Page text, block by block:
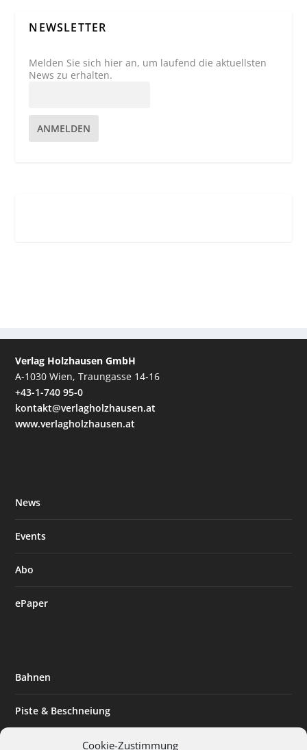
Cookie-Zustimmung
NEWSLETTER
Melden Sie sich hier an, um laufend die aktuellsten
News zu erhalten.
ANMELDEN
Verlag Holzhausen GmbH
A-1030 Wien, Traungasse 14-16
+43-1-740 95-0
kontakt@verlagholzhausen.at
www.verlagholzhausen.at
News
Events
Abo
ePaper
Bahnen
Piste & Beschneiung